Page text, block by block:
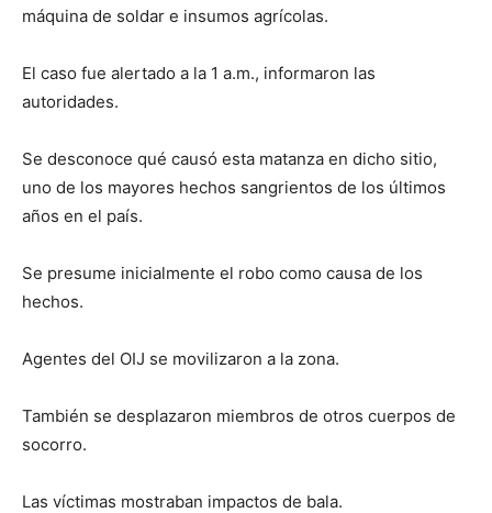
máquina de soldar e insumos agrícolas.
El caso fue alertado a la 1 a.m., informaron las
autoridades.
Se desconoce qué causó esta matanza en dicho sitio,
uno de los mayores hechos sangrientos de los últimos
años en el país.
Se presume inicialmente el robo como causa de los
hechos.
Agentes del OIJ se movilizaron a la zona.
También se desplazaron miembros de otros cuerpos de
socorro.
Las víctimas mostraban impactos de bala.